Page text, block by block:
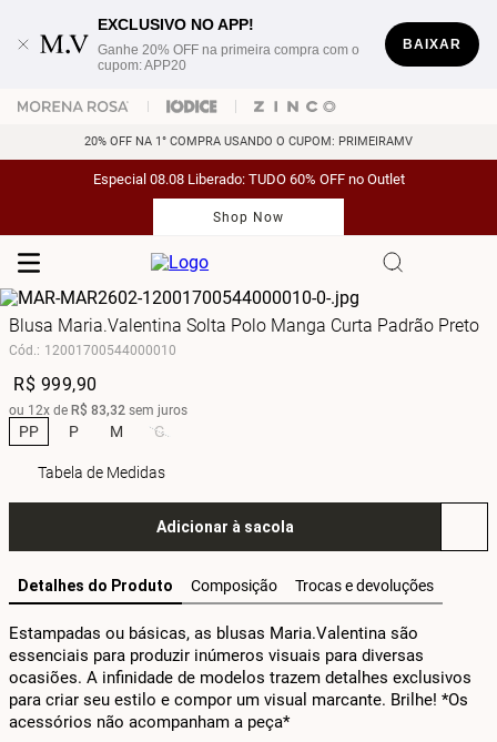
EXCLUSIVO NO APP!
Ganhe 20% OFF na primeira compra com o
cupom: APP20
BAIXAR
20% OFF NA 1° COMPRA USANDO O CUPOM: PRIMEIRAMV
Especial 08.08 Liberado: TUDO 60% OFF no Outlet
Shop Now
Blusa Maria.Valentina Solta Polo Manga Curta Padrão Preto
Cód.: 12001700544000010
R$ 999,90
ou 12x de R$ 83,32 sem juros
PP P M G
Tabela de Medidas
Adicionar à sacola
Detalhes do Produto Composição Trocas e devoluções
Estampadas ou básicas, as blusas Maria.Valentina são
essenciais para produzir inúmeros visuais para diversas
ocasiões. A infinidade de modelos trazem detalhes exclusivos
para criar seu estilo e compor um visual marcante. Brilhe! *Os
acessórios não acompanham a peça*